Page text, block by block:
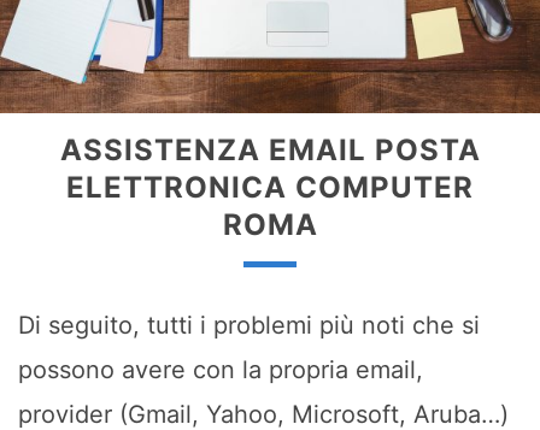
ASSISTENZA EMAIL POSTA
ELETTRONICA COMPUTER
ROMA
Di seguito, tutti i problemi più noti che si
possono avere con la propria email,
provider (Gmail, Yahoo, Microsoft, Aruba…)